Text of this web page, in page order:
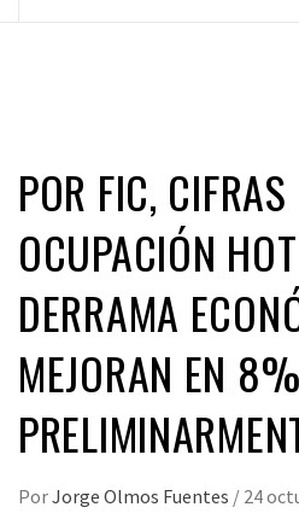
POR FIC, CIFRAS
OCUPACIÓN
DERRAMA
MEJORAN EN
PorJorge Olmos Fuentes / 24